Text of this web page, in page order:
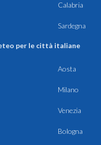
Calabria
Sardegna
per le città italiane
Aosta
Milano
Venezia
Bologna